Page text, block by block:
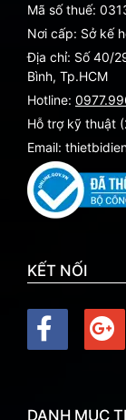
Mã số thuế:
Nơi cấp: Sở kế
Địa chỉ: Số 40/
Bình, Tp.HCM
Hotline:
Hỗ trợ kỹ thuật
Email:
KẾT NỐI
DANH MỤC